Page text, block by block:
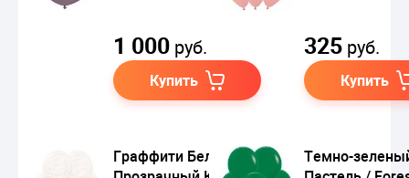
1 000 руб.
Купить
325 руб.
Купить
Граффити Белый,
Темно-